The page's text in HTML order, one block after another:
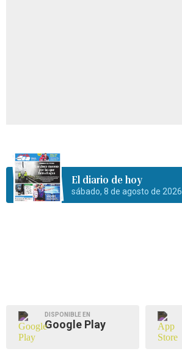
El diario de hoy
sábado, 8 de agosto de 2026
DISPONIBLE EN
Google Play